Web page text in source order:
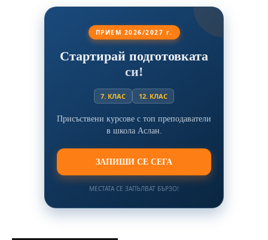
ПРИЕМ 2026/2027 г.
Стартирай подготовката
си!
7. КЛАС 12. КЛАС
Присъствени курсове с топ преподаватели
в школа Аслан.
ЗАПИШИ СЕ СЕГА
МЕСТАТА СЕ ЗАПЪЛВАТ БЪРЗО!